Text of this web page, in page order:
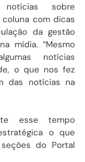
notícias sobre
com dicas
da gestão
mídia. “Mesmo
notícias
o que nos fez
das notícias na
esse tempo
o que
do Portal